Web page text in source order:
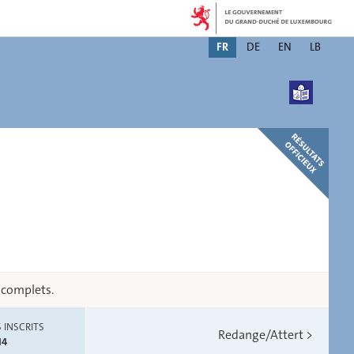
Changer
FR DE EN LB
Redange/Attert >
INSCRITS